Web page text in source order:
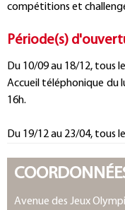
compétitions et
Période(s)
Du 10/09 au 18/12, tous
Accueil téléphonique du
16h.
Du 19/12 au 23/04, tous
Avenue des Jeux